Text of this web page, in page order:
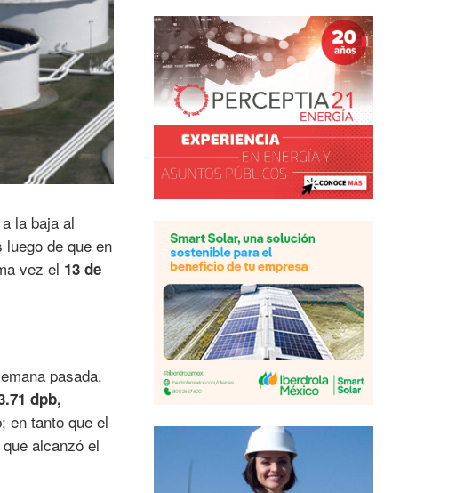
la baja al
de que en
vez el 13 de
pasada.
dpb,
en tanto que el
alcanzó el